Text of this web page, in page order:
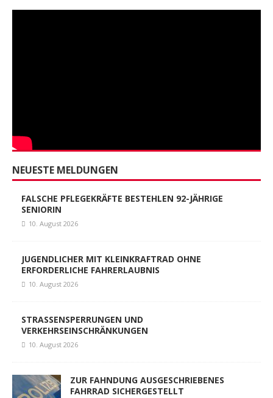
NEUESTE MELDUNGEN
FALSCHE PFLEGEKRÄFTE BESTEHLEN 92-JÄHRIGE
SENIORIN
10. August 2026
JUGENDLICHER MIT KLEINKRAFTRAD OHNE
ERFORDERLICHE FAHRERLAUBNIS
10. August 2026
STRASSENSPERRUNGEN UND
VERKEHRSEINSCHRÄNKUNGEN
10. August 2026
ZUR FAHNDUNG AUSGESCHRIEBENES
FAHRRAD SICHERGESTELLT